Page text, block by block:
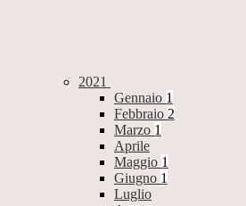
2021
Gennaio 1
Febbraio 2
Marzo 1
Aprile
Maggio 1
Giugno 1
Luglio